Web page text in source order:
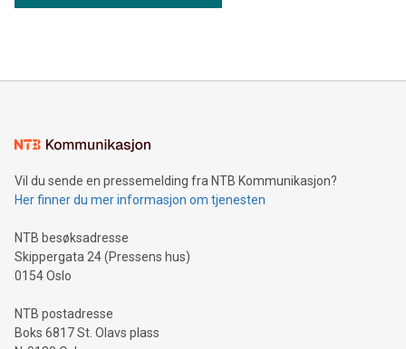
Vil du sende en pressemelding fra NTB Kommunikasjon?
Her finner du mer informasjon om tjenesten
NTB besøksadresse
Skippergata 24 (Pressens hus)
0154 Oslo
NTB postadresse
Boks 6817 St. Olavs plass